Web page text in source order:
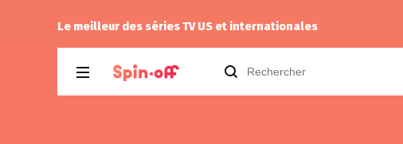
Le meilleur des séries TV US et internationales
Niclooyda noté13àX-Men ’97 2.08